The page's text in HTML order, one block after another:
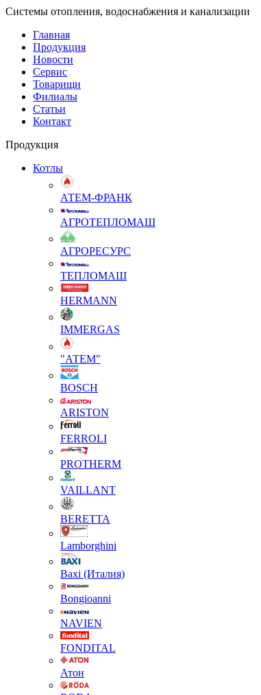
Системы отопления, водоснабжения и канализации
Главная
Продукция
Новости
Сервис
Товарищи
Филиалы
Статьи
Контакт
Продукция
Котлы
АТЕМ-ФРАНК
АГРОТЕПЛОМАШ
АГРОРЕСУРС
ТЕПЛОМАШ
HERMANN
IMMERGAS
"АТЕМ"
BOSCH
ARISTON
FERROLI
PROTHERM
VAILLANT
BERETTA
Lamborghini
Baxi (Италия)
Вongioanni
NAVIEN
FONDITAL
Атон